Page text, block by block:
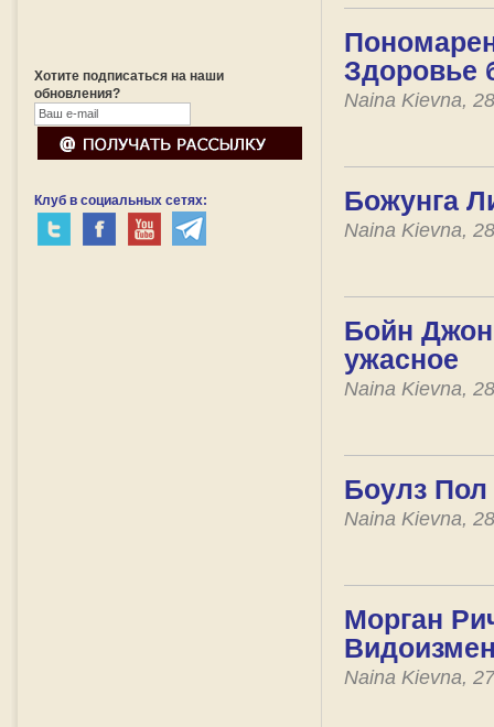
Хотите подписаться на наши
обновления?
Клуб в социальных сетях:
Здоровье
Naina Kievna,
Божунга
Naina Kievna,
Бойн
ужасное
Naina Kievna,
Боулз Пол
Naina Kievna,
Морган
Naina Kievna,